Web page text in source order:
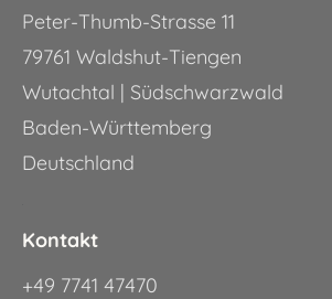
Peter-Thumb-Strasse 11
79761 Waldshut-Tiengen
Wutachtal | Südschwarzwald
Baden-Württemberg
Deutschland
Kontakt
+49 7741 47470